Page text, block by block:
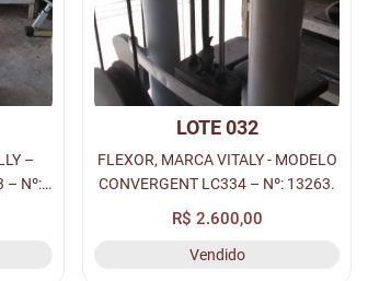
–
– Nº:
LOTE 032
FLEXOR, MARCA VITALY - MODELO
CONVERGENT LC334 – Nº: 13263.
R$ 2.600,00
Vendido